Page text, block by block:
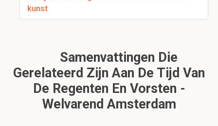
kunst
Samenvattingen Die
Gerelateerd Zijn Aan De Tijd Van
De Regenten En Vorsten -
Welvarend Amsterdam